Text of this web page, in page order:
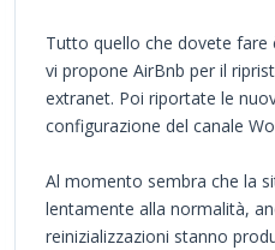
Tutto quello che dovete fare
vi propone AirBnb per il
extranet. Poi riportate le
configurazione del canale
Al momento sembra che la
lentamente alla normalità,
reinizializzazioni stanno